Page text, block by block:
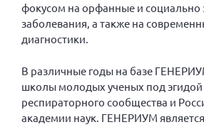
Конференция ОООИБРС 2023
Конференция ОООИБРС 2022
Конференция ВСЭ 2021
Конференция ОООИБРС 2020
Документы съездов
фокусом на орфанные и социально
заболевания, а также на
диагностики.
В различные годы на базе
школы молодых ученых под эгидой
респираторного сообщества и
академии наук. ГЕНЕРИУМ является